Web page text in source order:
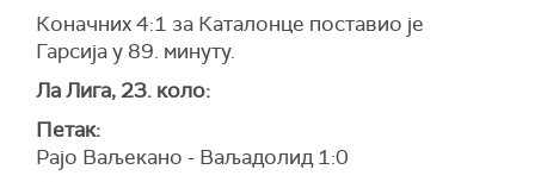
Коначних 4:1 за Каталонце поставио је
Гарсија у 89. минуту.
Ла Лига, 23. коло:
Петак:
Рајо Ваљекано - Ваљадолид 1:0